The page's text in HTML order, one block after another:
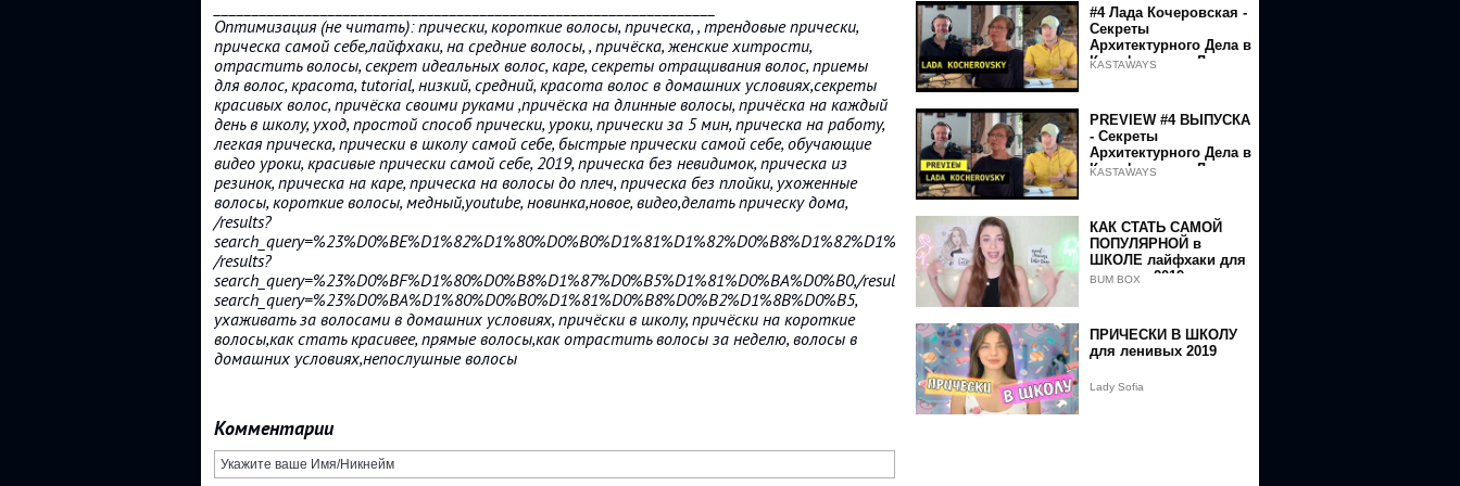
Оптимизация (не читать): прически, короткие волосы, прическа, , трендовые прически,
прическа самой себе,лайфхаки, на средние волосы, , причёска, женские хитрости,
отрастить волосы, секрет идеальных волос, каре, секреты отращивания волос, приемы
для волос, красота, tutorial, низкий, средний, красота волос в домашних условиях,секреты
красивых волос, причёска своими руками ,причёска на длинные волосы, причёска на каждый
день в школу, уход, простой способ прически, уроки, прически за 5 мин, прическа на работу,
легкая прическа, прически в школу самой себе, быстрые прически самой себе, обучающие
видео уроки, красивые прически самой себе, 2019, прическа без невидимок, прическа из
резинок, прическа на каре, прическа на волосы до плеч, прическа без плойки, ухоженные
волосы, короткие волосы, медный,youtube, новинка,новое, видео,делать прическу дома,
/results?
search_query=%23%D0%BE%D1%82%D1%80%D0%B0%D1%81%D1%82%D0%B8%D1%82%D1%8C,
/results?
search_query=%23%D0%BF%D1%80%D0%B8%D1%87%D0%B5%D1%81%D0%BA%D0%B0,/results?
search_query=%23%D0%BA%D1%80%D0%B0%D1%81%D0%B8%D0%B2%D1%8B%D0%B5,
ухаживать за волосами в домашних условиях, причёски в школу, причёски на короткие
волосы,как стать красивее, прямые волосы,как отрастить волосы за неделю, волосы в
домашних условиях,непослушные волосы
Комментарии
#4 Лада Кочеровская -
Секреты
Архитектурного Дела в
Калифорнии и Легко
KASTAWAYS
PREVIEW #4 ВЫПУСКА
- Секреты
Архитектурного Дела в
Калифорнии и Легко
KASTAWAYS
КАК СТАТЬ САМОЙ
ПОПУЛЯРНОЙ в
ШКОЛЕ лайфхаки для
девушек 2019
BUM BOX
ПРИЧЕСКИ В ШКОЛУ
для ленивых 2019
Lady Sofia